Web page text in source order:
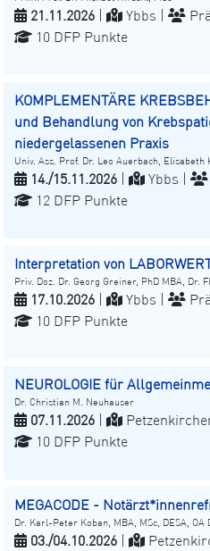
21.11.2026 Ybbs |
10 DFP Punkte
KOMPLEMENTÄRE
und Behandlung von
niedergelassenen Praxis
Univ. Ass. Prof. Dr. Leo Auerbach,
14./15.11.2026 Ybbs |
12 DFP Punkte
Interpretation von
Priv. Doz. Dr. Georg Greiner, PhD MBA, Dr.
17.10.2026 Ybbs |
10 DFP Punkte
NEUROLOGIE für
Dr. Christian M. Neuhauser
07.11.2026
10 DFP Punkte
MEGACODE -
Dr. Karl-Peter Koban, MBA, MSc, DESA, OA
03./04.10.2026